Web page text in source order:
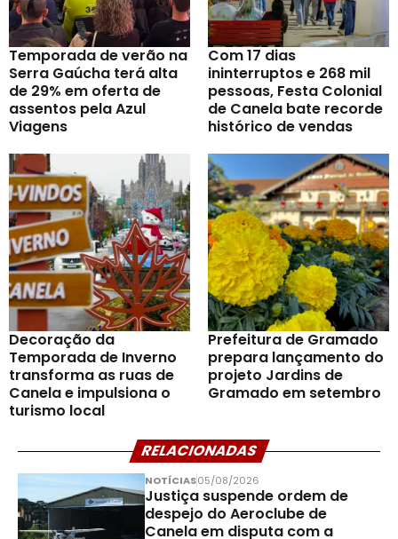
Temporada de verão na
Serra Gaúcha terá alta
de 29% em oferta de
assentos pela Azul
Viagens
Com 17 dias
ininterruptos e 268 mil
pessoas, Festa Colonial
de Canela bate recorde
histórico de vendas
Decoração da
Temporada de Inverno
transforma as ruas de
Canela e impulsiona o
turismo local
Prefeitura de Gramado
prepara lançamento do
projeto Jardins de
Gramado em setembro
RELACIONADAS
NOTÍCIAS05/08/2026
Justiça suspende ordem de
despejo do Aeroclube de
Canela em disputa com a